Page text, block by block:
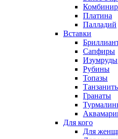
Платина
Палладий
Вставки
Сапфиры
Изумруды
Рубины
Топазы
Гранаты
Для кого
Для